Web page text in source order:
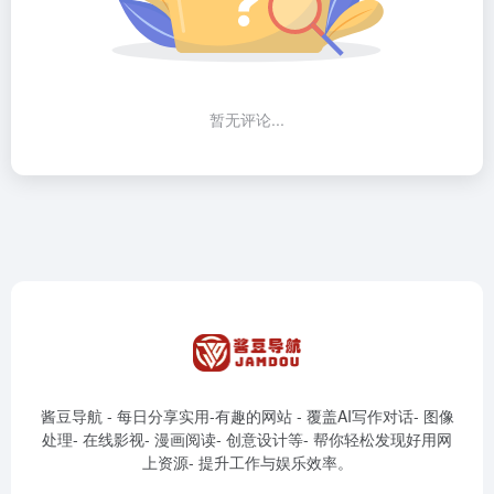
暂无评论...
酱豆导航 - 每日分享实用-有趣的网站 - 覆盖AI写作对话- 图像
处理- 在线影视- 漫画阅读- 创意设计等- 帮你轻松发现好用网
上资源- 提升工作与娱乐效率。